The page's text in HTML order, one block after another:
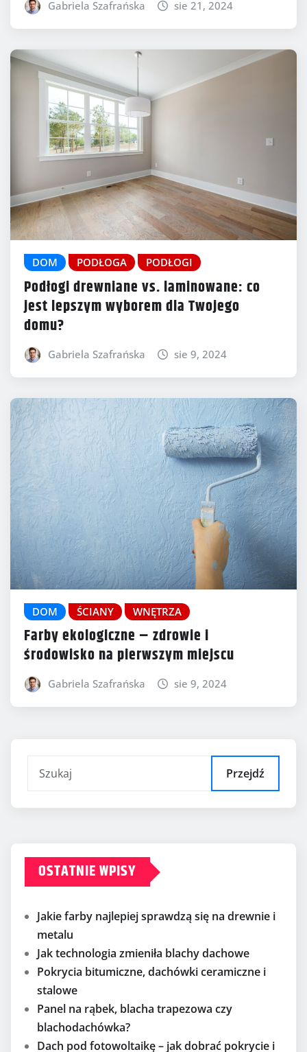
Gabriela Szafrańska sie 21, 2024
DOM PODŁOGA PODŁOGI
Podłogi drewniane vs. laminowane: co
jest lepszym wyborem dla Twojego
domu?
Gabriela Szafrańska sie 9, 2024
DOM ŚCIANY WNĘTRZA
Farby ekologiczne – zdrowie i
środowisko na pierwszym miejscu
Gabriela Szafrańska sie 9, 2024
Przejdź
OSTATNIE WPISY
Jakie farby najlepiej sprawdzą się na drewnie i
metalu
Jak technologia zmieniła blachy dachowe
Pokrycia bitumiczne, dachówki ceramiczne i
stalowe
Panel na rąbek, blacha trapezowa czy
blachodachówka?
Dach pod fotowoltaikę – jak dobrać pokrycie i